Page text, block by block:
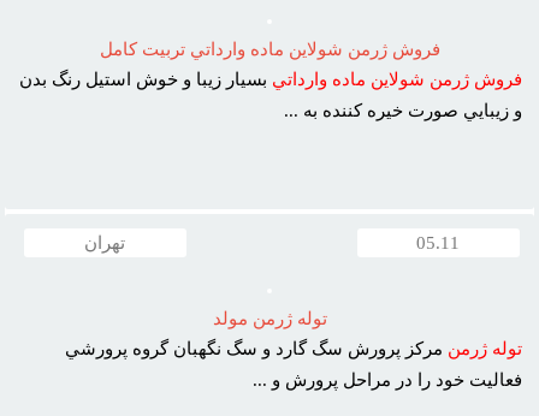
فروش ژرمن شولاين ماده وارداتي تربيت کامل
فروش ژرمن شولاين ماده وارداتي بسيار زيبا و خوش استيل رنگ بدن
و زيبايي صورت خيره کننده به ...
05.11 تهران
توله ژرمن مولد
توله ژرمن مرکز پرورش سگ گارد و سگ نگهبان گروه پرورشي
فعاليت خود را در مراحل پرورش و ...